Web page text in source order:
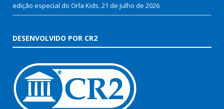
edição especial do Orla Kids. 21 de julho de 2026
DESENVOLVIDO POR CR2